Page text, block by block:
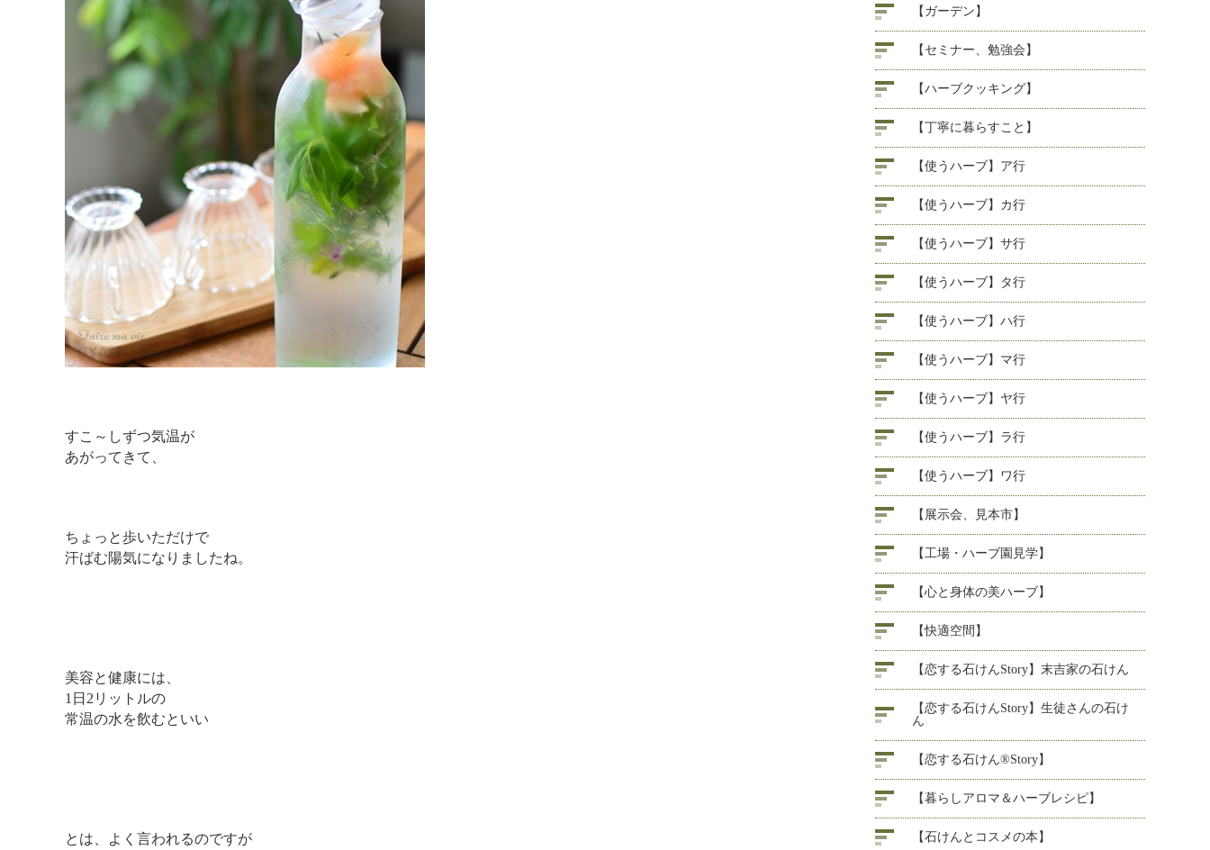
すこ～しずつ気温が
あがってきて、
ちょっと歩いただけで
汗ばむ陽気になりましたね。
美容と健康には、
1日2リットルの
常温の水を飲むといい
とは、よく言われるのですが
【ガーデン】
【セミナー、勉強会】
【ハーブクッキング】
【丁寧に暮らすこと】
【使うハーブ】ア行
【使うハーブ】カ行
【使うハーブ】サ行
【使うハーブ】タ行
【使うハーブ】ハ行
【使うハーブ】マ行
【使うハーブ】ヤ行
【使うハーブ】ラ行
【使うハーブ】ワ行
【展示会、見本市】
【工場・ハーブ園見学】
【心と身体の美ハーブ】
【快適空間】
【恋する石けんStory】末吉家の石けん
【恋する石けんStory】生徒さんの石け
ん
【恋する石けん®Story】
【暮らしアロマ＆ハーブレシピ】
【石けんとコスメの本】